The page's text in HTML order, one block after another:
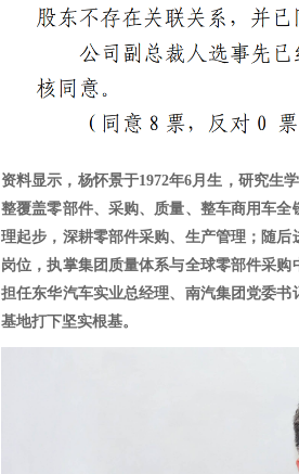
资料显示， 杨怀景于1972年6月生，研究生
整覆盖零部件、采购、质量、整车商用车
理起步，深耕零部件采购、生产管理；随
岗位，执掌集团质量体系与全球零部件采
担任东华汽车实业总经理、南汽集团党委
基地打下坚实根基。